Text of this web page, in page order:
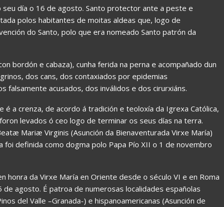
día o 16 de agosto. Santo protector ante a peste e
polos habitantes de moitas aldeas que, logo de
do Santo, polo que era nomeado Santo patrón da
bordón e cabaza), cunha ferida na perna e acompañado dun
dos cans, dos contaxiados por epidemias
falsamente acusados, dos inválidos e dos cirurxiáns.
é a crenza, de acordo á tradición e teoloxía da Igrexa Católica,
levados ó ceo logo de terminar os seus días na terra.
Mariæ Virginis (Asunción da Bienaventurada Virxe María)
foi definida como dogma polo Papa Pío XII o 1 de novembro
honra da Virxe María en Oriente desde o século VI e en Roma
agosto. É patroa de numerosas localidades españolas
del Valle –Granada-) e hispanoamericanas (Asunción de